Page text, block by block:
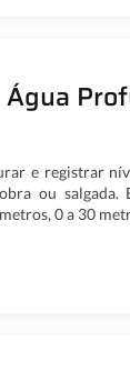
e registrar
ou salgada.
0 a 30